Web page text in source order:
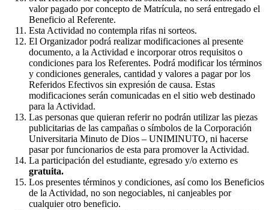
valor pagado por concepto de Matrícula, no será entregado el
Beneficio al Referente.
Esta Actividad no contempla rifas ni sorteos.
El Organizador podrá realizar modificaciones al presente
documento, a la Actividad e incorporar otros requisitos o
condiciones para los Referentes. Podrá modificar los términos
y condiciones generales, cantidad y valores a pagar por los
Referidos Efectivos sin expresión de causa. Estas
modificaciones serán comunicadas en el sitio web destinado
para la Actividad.
Las personas que quieran referir no podrán utilizar las piezas
publicitarias de las campañas o símbolos de la Corporación
Universitaria Minuto de Dios – UNIMINUTO, ni hacerse
pasar por funcionarios de esta para promover la Actividad.
La participación del estudiante, egresado y/o externo es
gratuita.
Los presentes términos y condiciones, así como los Beneficios
de la Actividad, no son negociables, ni canjeables por
cualquier otro beneficio.